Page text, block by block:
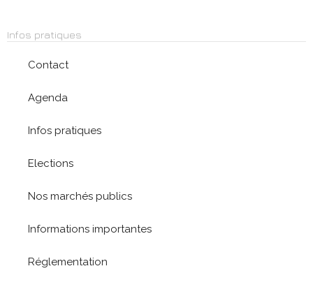
Infos pratiques
Contact
Agenda
Infos pratiques
Elections
Nos marchés publics
Informations importantes
Réglementation